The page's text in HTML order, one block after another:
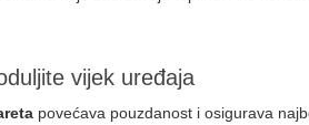
vijek uređaja
povećava pouzdanost i osigurava